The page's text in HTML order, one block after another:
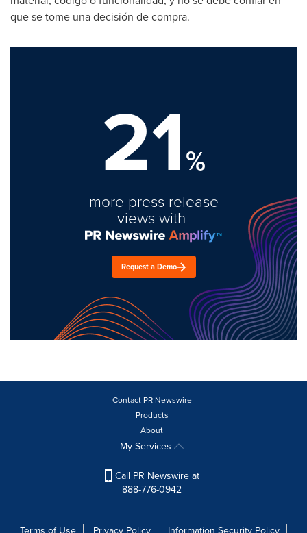
que se tome una decisión de compra.
21%
more press release
views with
Request a Demo
Contact PR Newswire
Products
About
My Services
Call PR Newswire at
888-776-0942